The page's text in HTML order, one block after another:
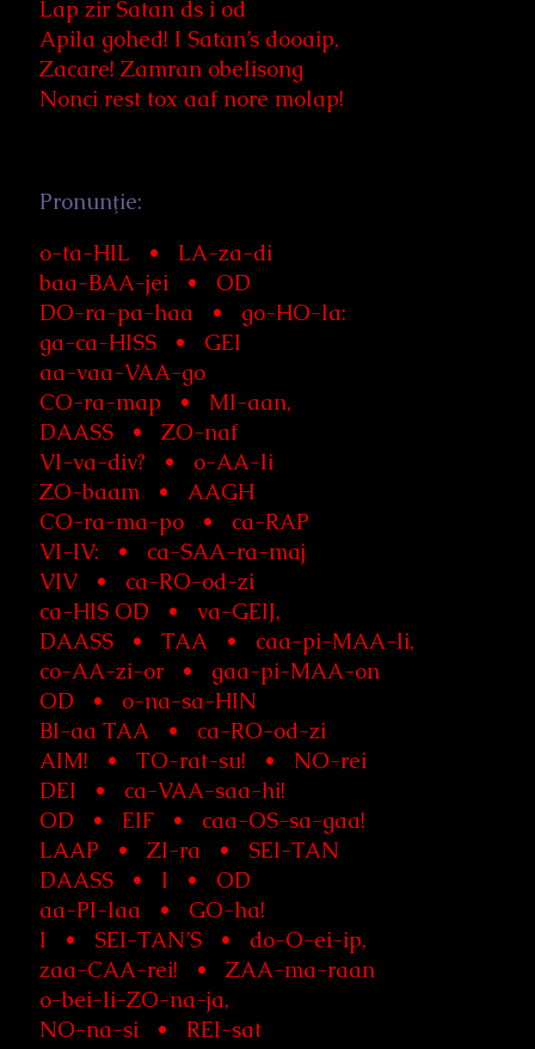
Lap zir Satan ds i od
Apila gohed! I Satan’s dooaip,
Zacare! Zamran obelisong
Nonci rest tox aaf nore molap!
Pronunţie:
o-ta-HIL • LA-za-di
baa-BAA-jei • OD
DO-ra-pa-haa • go-HO-la:
ga-ca-HISS • GEI
aa-vaa-VAA-go
CO-ra-map • MI-aan,
DAASS • ZO-naf
VI-va-div? • o-AA-li
ZO-baam • AAGH
CO-ra-ma-po • ca-RAP
VI-IV: • ca-SAA-ra-maj
VIV • ca-RO-od-zi
ca-HIS OD • va-GEIJ,
DAASS • TAA • caa-pi-MAA-li,
co-AA-zi-or • gaa-pi-MAA-on
OD • o-na-sa-HIN
BI-aa TAA • ca-RO-od-zi
AIM! • TO-rat-su! • NO-rei
DEI • ca-VAA-saa-hi!
OD • EIF • caa-OS-sa-gaa!
LAAP • ZI-ra • SEI-TAN
DAASS • I • OD
aa-PI-laa • GO-ha!
I • SEI-TAN’S • do-O-ei-ip,
zaa-CAA-rei! • ZAA-ma-raan
o-bei-li-ZO-na-ja,
NO-na-si • REI-sat